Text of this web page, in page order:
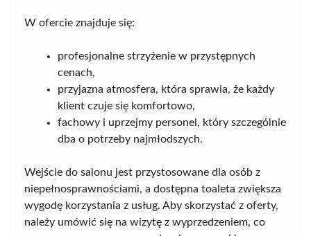
W ofercie znajduje się:
profesjonalne strzyżenie w przystępnych
cenach,
przyjazna atmosfera, która sprawia, że każdy
klient czuje się komfortowo,
fachowy i uprzejmy personel, który szczególnie
dba o potrzeby najmłodszych.
Wejście do salonu jest przystosowane dla osób z
niepełnosprawnościami, a dostępna toaleta zwiększa
wygodę korzystania z usług. Aby skorzystać z oferty,
należy umówić się na wizytę z wyprzedzeniem, co